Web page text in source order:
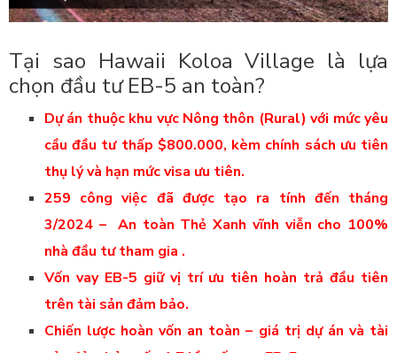
Tại sao Hawaii Koloa Village là lựa
chọn đầu tư EB-5 an toàn?
Dự án thuộc khu vực Nông thôn (Rural) với mức yêu
cầu đầu tư thấp $800.000, kèm chính sách ưu tiên
thụ lý và hạn mức visa ưu tiên.
259 công việc đã được tạo ra tính đến tháng
3/2024 – An toàn Thẻ Xanh vĩnh viễn cho 100%
nhà đầu tư tham gia .
Vốn vay EB-5 giữ vị trí ưu tiên hoàn trả đầu tiên
trên tài sản đảm bảo.
Chiến lược hoàn vốn an toàn – giá trị dự án và tài